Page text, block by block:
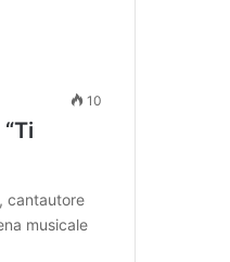
10
cantautore
musicale